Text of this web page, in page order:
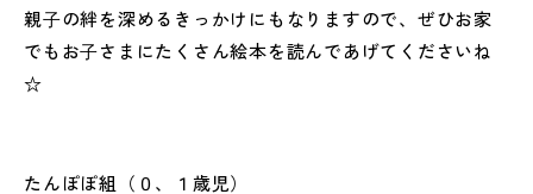
親⼦の絆を深めるきっかけにもなりますので、ぜひお家
でもお⼦さまにたくさん絵本を読んであげてくださいね
☆
たんぽぽ組（０、１歳児）